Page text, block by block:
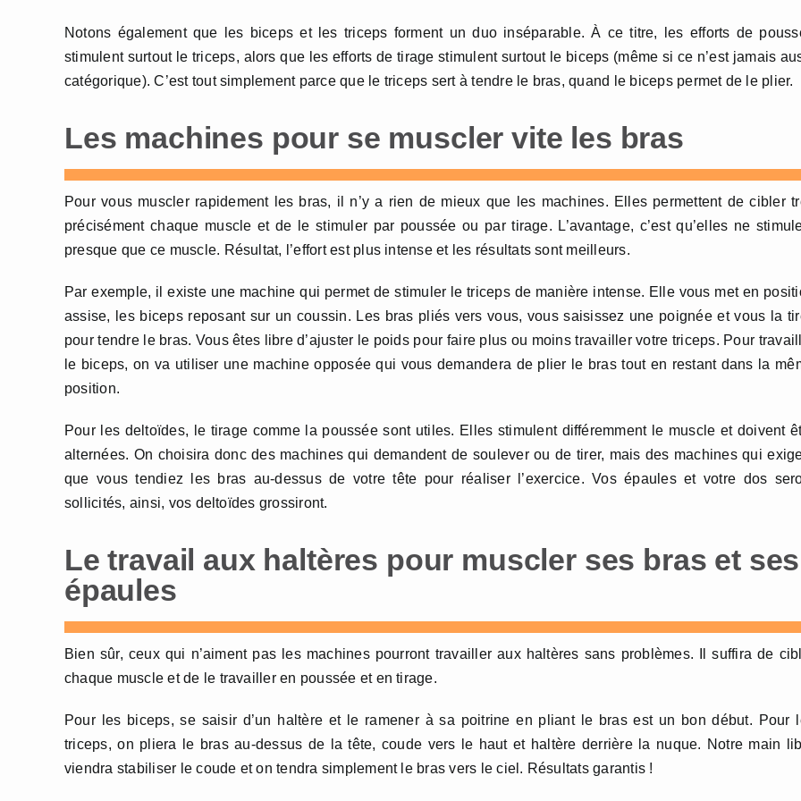
Notons également que les biceps et les triceps forment un duo inséparable. À ce titre, les efforts de
stimulent surtout le triceps, alors que les efforts de tirage stimulent surtout le biceps (même si ce n’est jamais
catégorique). C’est tout simplement parce que le triceps sert à tendre le bras, quand le biceps permet de le plier.
Les machines pour se muscler vite les bras
Pour vous muscler rapidement les bras, il n’y a rien de mieux que les machines. Elles permettent de cibler
précisément chaque muscle et de le stimuler par poussée ou par tirage. L’avantage, c’est qu’elles ne
presque que ce muscle. Résultat, l’effort est plus intense et les résultats sont meilleurs.
Par exemple, il existe une machine qui permet de stimuler le triceps de manière intense. Elle vous met en
assise, les biceps reposant sur un coussin. Les bras pliés vers vous, vous saisissez une poignée et vous la
pour tendre le bras. Vous êtes libre d’ajuster le poids pour faire plus ou moins travailler votre triceps. Pour
le biceps, on va utiliser une machine opposée qui vous demandera de plier le bras tout en restant dans la
position.
Pour les deltoïdes, le tirage comme la poussée sont utiles. Elles stimulent différemment le muscle et doivent
alternées. On choisira donc des machines qui demandent de soulever ou de tirer, mais des machines qui
que vous tendiez les bras au-dessus de votre tête pour réaliser l’exercice. Vos épaules et votre dos
sollicités, ainsi, vos deltoïdes grossiront.
Le travail aux haltères pour muscler ses bras et ses
épaules
Bien sûr, ceux qui n’aiment pas les machines pourront travailler aux haltères sans problèmes. Il suffira de
chaque muscle et de le travailler en poussée et en tirage.
Pour les biceps, se saisir d’un haltère et le ramener à sa poitrine en pliant le bras est un bon début. Pour
triceps, on pliera le bras au-dessus de la tête, coude vers le haut et haltère derrière la nuque. Notre main
viendra stabiliser le coude et on tendra simplement le bras vers le ciel. Résultats garantis !